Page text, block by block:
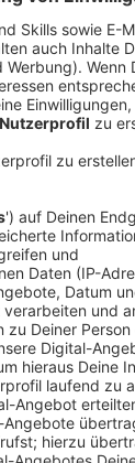
daher eine
16:48
konnte sich
beweisen.
gegen Paris
Sieg.
Tabelle. Um